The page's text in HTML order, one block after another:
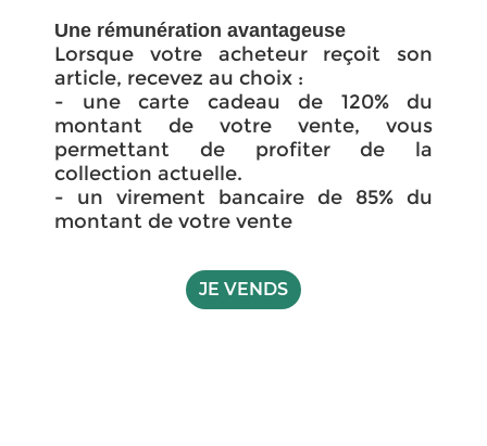
Une rémunération avantageuse
Lorsque votre acheteur reçoit son
article, recevez au choix :
- une carte cadeau de 120% du
montant de votre vente, vous
permettant de profiter de la
collection actuelle.
- un virement bancaire de 85% du
montant de votre vente
JE VENDS